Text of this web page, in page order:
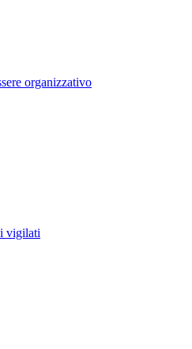
organizzativo
vigilati